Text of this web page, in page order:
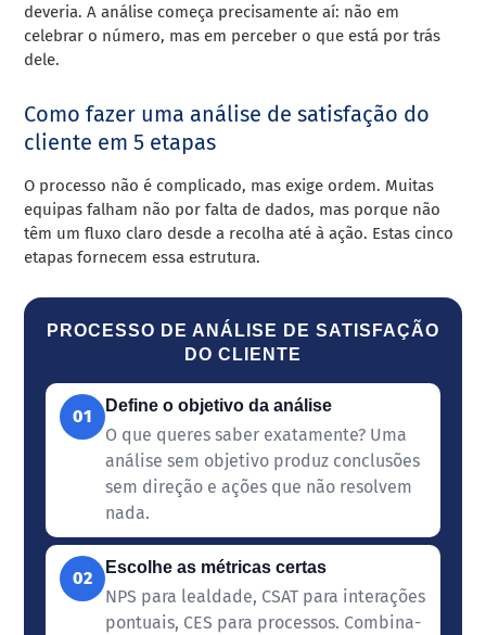
deveria. A análise começa precisamente aí: não em
celebrar o número, mas em perceber o que está por trás
dele.
Como fazer uma análise de satisfação do
cliente em 5 etapas
O processo não é complicado, mas exige ordem. Muitas
equipas falham não por falta de dados, mas porque não
têm um fluxo claro desde a recolha até à ação. Estas cinco
etapas fornecem essa estrutura.
PROCESSO DE ANÁLISE DE SATISFAÇÃO
DO CLIENTE
01
Define o objetivo da análise
O que queres saber exatamente? Uma
análise sem objetivo produz conclusões
sem direção e ações que não resolvem
nada.
02
Escolhe as métricas certas
NPS para lealdade, CSAT para interações
pontuais, CES para processos. Combina-